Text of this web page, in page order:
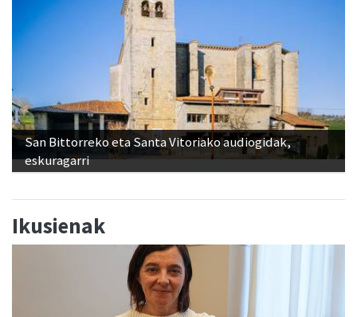
San Bittorreko eta Santa Vitoriako audiogidak,
eskuragarri